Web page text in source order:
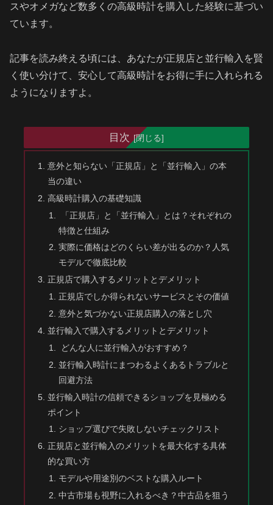
スやオメガなど数多くの高級時計を購入した経験に基づい
ています。
記事を読み終える頃には、あなたが正規店と並行輸入を賢
く使い分けて、安心して高級時計をお得に手に入れられる
ようになりますよ。
目次
意外と知らない「正規店」と「並行輸入」の本
当の違い
高級時計購入の基礎知識
「正規店」と「並行輸入」とは？それぞれの
特徴と仕組み
実際に価格はどのくらい差が出るのか？人気
モデルで徹底比較
正規店で購入するメリットとデメリット
正規店でしか得られないサービスとその価値
意外と気づかない正規店購入の落とし穴
並行輸入で購入するメリットとデメリット
どんな人に並行輸入がおすすめ？
並行輸入時計にまつわるよくあるトラブルと
回避方法
並行輸入時計の信頼できるショップを見極める
ポイント
ショップ選びで失敗しないチェックリスト
正規店と並行輸入のメリットを最大化する具体
的な買い方
モデルや用途別のベストな購入ルート
中古市場も視野に入れるべき？中古品を狙う